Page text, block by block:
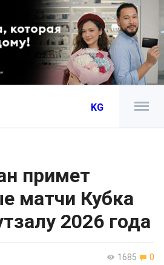
KG
примет
матчи Кубка
2026 года
1685 0